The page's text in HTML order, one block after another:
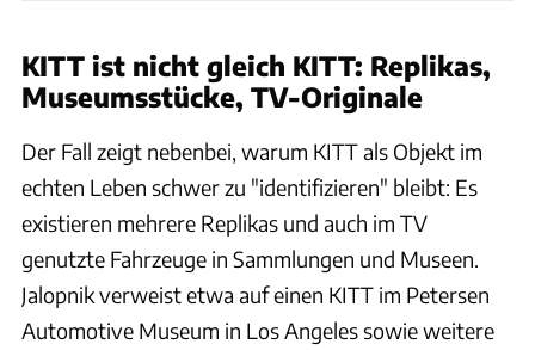
KITT ist nicht gleich KITT: Replikas,
Museumsstücke, TV-Originale
Der Fall zeigt nebenbei, warum KITT als Objekt im
echten Leben schwer zu "identifizieren" bleibt: Es
existieren mehrere Replikas und auch im TV
genutzte Fahrzeuge in Sammlungen und Museen.
Jalopnik verweist etwa auf einen KITT im Petersen
Automotive Museum in Los Angeles sowie weitere